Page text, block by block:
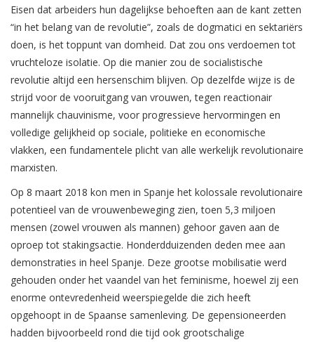
Eisen dat arbeiders hun dagelijkse behoeften aan de kant zetten
“in het belang van de revolutie”, zoals de dogmatici en sektariërs
doen, is het toppunt van domheid. Dat zou ons verdoemen tot
vruchteloze isolatie. Op die manier zou de socialistische
revolutie altijd een hersenschim blijven. Op dezelfde wijze is de
strijd voor de vooruitgang van vrouwen, tegen reactionair
mannelijk chauvinisme, voor progressieve hervormingen en
volledige gelijkheid op sociale, politieke en economische
vlakken, een fundamentele plicht van alle werkelijk revolutionaire
marxisten.
Op 8 maart 2018 kon men in Spanje het kolossale revolutionaire
potentieel van de vrouwenbeweging zien, toen 5,3 miljoen
mensen (zowel vrouwen als mannen) gehoor gaven aan de
oproep tot stakingsactie. Honderdduizenden deden mee aan
demonstraties in heel Spanje. Deze grootse mobilisatie werd
gehouden onder het vaandel van het feminisme, hoewel zij een
enorme ontevredenheid weerspiegelde die zich heeft
opgehoopt in de Spaanse samenleving. De gepensioneerden
hadden bijvoorbeeld rond die tijd ook grootschalige